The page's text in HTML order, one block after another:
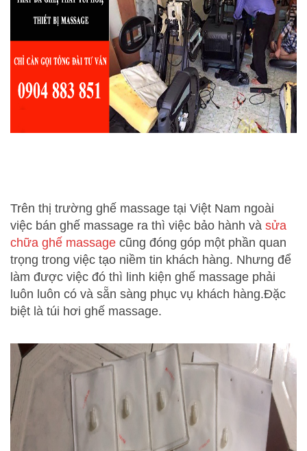
Trên thị trường ghế massage tại Việt Nam ngoài
việc bán ghế massage ra thì việc bảo hành và sửa
chữa ghế massage cũng đóng góp một phần quan
trọng trong việc tạo niềm tin khách hàng. Nhưng để
làm được việc đó thì linh kiện ghế massage phải
luôn luôn có và sẵn sàng phục vụ khách hàng.Đặc
biệt là túi hơi ghế massage.